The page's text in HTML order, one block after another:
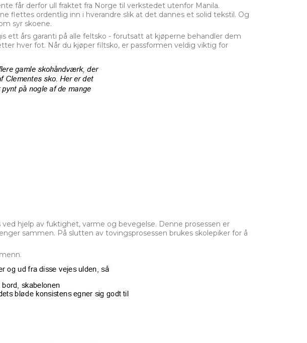
får derfor ull fraktet fra Norge til verkstedet utenfor Manila.
flettes ordentlig inn i hverandre slik at det dannes et solid tekstil. Og
syr skoene.
ett års garanti på alle feltsko - forutsatt at kjøperne behandler dem
hver fot. Når du kjøper filtsko, er passformen veldig viktig for
hjelp av fuktighet, varme og bevegelse. Denne prosessen er
sammen. På slutten av tovingsprosessen brukes skolepiker for å